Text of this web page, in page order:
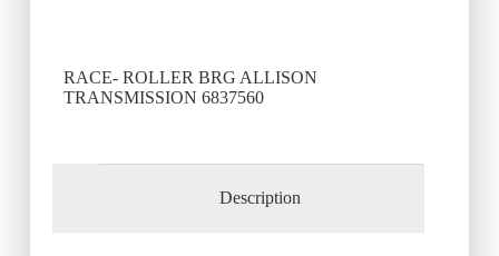
RACE- ROLLER BRG ALLISON
TRANSMISSION 6837560
Description